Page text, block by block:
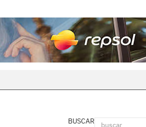
BUSCAR